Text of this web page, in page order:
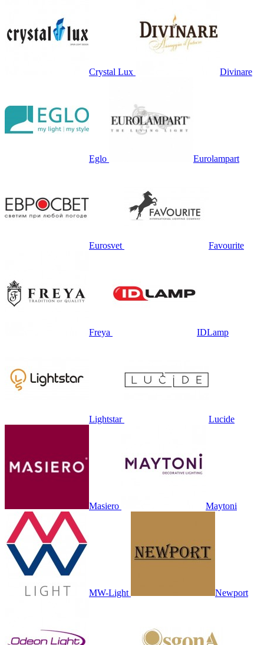
Crystal Lux Divinare
Eglo Eurolampart
Eurosvet Favourite
Freya IDLamp
Lightstar Lucide
Masiero Maytoni
MW-Light Newport